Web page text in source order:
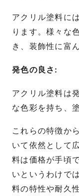
アクリル塗料に
ります。様々な
き、装飾性に富
発色の良さ:
アクリル塗料は
な色彩を持ち、
これらの特徴か
いて依然として
料は価格が手頃
いというわけで
料の特性や耐久